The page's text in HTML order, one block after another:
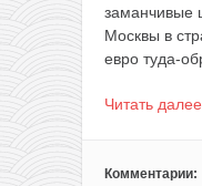
заманчивые
Москвы в
евро туда-
Читать
Комментарии: